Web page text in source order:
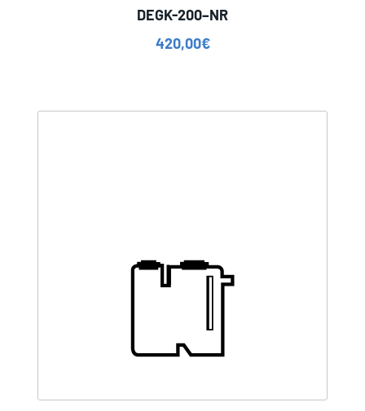
DEGK-200–NR
420,00€